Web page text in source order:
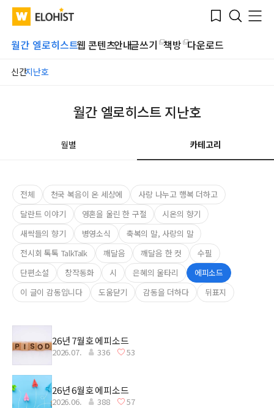
WATV Elohist-
Home
Bookmark
Search
Menu
월간 엘로히스트웹 콘텐츠안내글쓰기 책방 다운로드
신간지난호
Submit
월간 엘로히스트 지난호
월별 카테고리
전체 천국 복음이 온 세상에
사랑 나누고 행복 더하고
달란트 이야기
영혼을 울린 한 구절
시온의 향기
새싹들의 향기
병영소식
축복의 말, 사랑의 말
전시회 톡톡 TalkTalk
깨달음 깨달음 한 컷
수필
단편소설
창작동화 시 은혜의 울타리
에피소드
이 글이 감동입니다
도움닫기 감동을 더하다 뒤표지
26년 7월호 에피소드
2026.07. 336 53
26년 6월호 에피소드
2026.06. 388 57